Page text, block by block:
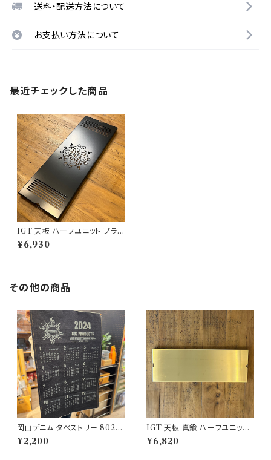
送料・配送方法について
お支払い方法について
最近チェックした商品
IGT 天板 ハーフユニット ブラッ
クアイアン【 脱サラさいとう夫婦
モデル】アイアングリルテーブル
¥6,930
その他の商品
岡山デニム タペストリー 802P
RODUCTS
¥2,200
IGT 天板 真鍮 ハーフユニット
【 無地 】アイアングリルテーブル
Snow Peak スノーピーク
¥6,820